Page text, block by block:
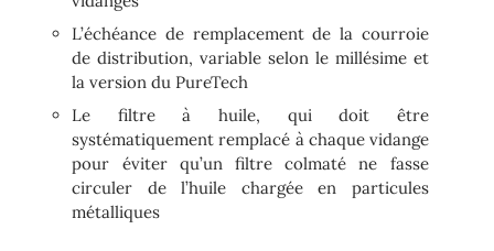
L’échéance de remplacement de la courroie
de distribution, variable selon le millésime et
la version du PureTech
Le filtre à huile, qui doit être
systématiquement remplacé à chaque vidange
pour éviter qu’un filtre colmaté ne fasse
circuler de l’huile chargée en particules
métalliques